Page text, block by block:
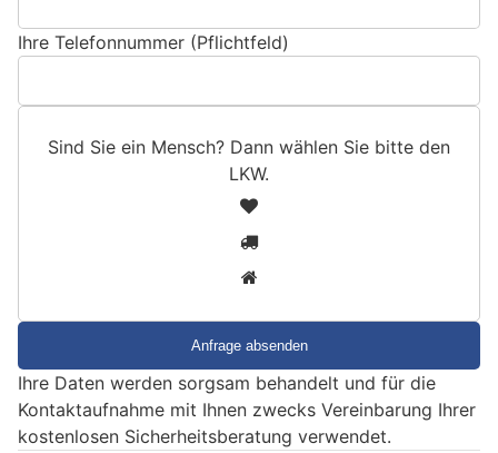
Ihre Telefonnummer (Pflichtfeld)
Sind Sie ein Mensch? Dann wählen Sie bitte den
LKW.
e
i
n
Ihre Daten werden sorgsam behandelt und für die
Kontaktaufnahme mit Ihnen zwecks Vereinbarung Ihrer
kostenlosen Sicherheitsberatung verwendet.